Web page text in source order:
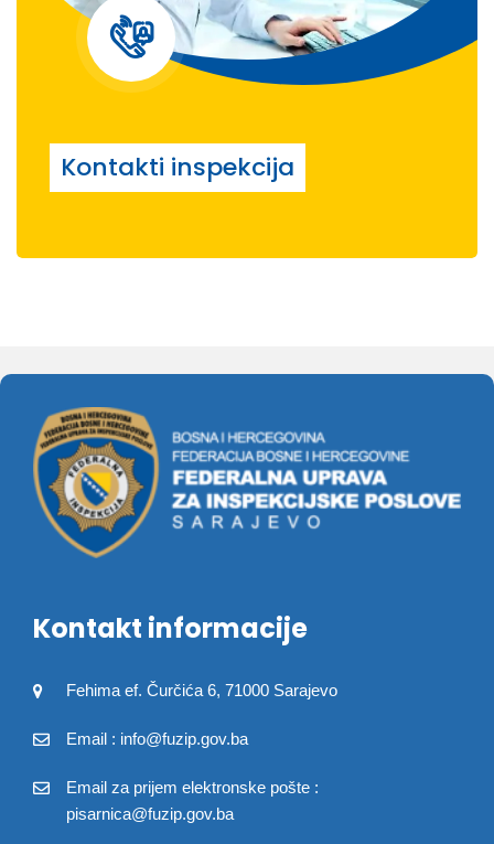
Kontakti inspekcija
Kontakt informacije
Fehima ef. Čurčića 6, 71000 Sarajevo
Email : info@fuzip.gov.ba
Email za prijem elektronske pošte :
pisarnica@fuzip.gov.ba